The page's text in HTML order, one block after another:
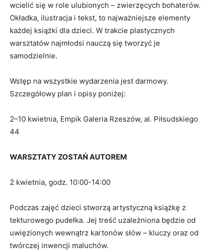
wcielić się w role ulubionych – zwierzęcych bohaterów.
Okładka, ilustracja i tekst, to najważniejsze elementy
każdej książki dla dzieci. W trakcie plastycznych
warsztatów najmłodsi nauczą się tworzyć je
samodzielnie.
Wstęp na wszystkie wydarzenia jest darmowy.
Szczegółowy plan i opisy poniżej:
2–10 kwietnia, Empik Galeria Rzeszów, al. Piłsudskiego
44
WARSZTATY ZOSTAŃ AUTOREM
2 kwietnia, godz. 10:00-14:00
Podczas zajęć dzieci stworzą artystyczną książkę z
tekturowego pudełka. Jej treść uzależniona będzie od
uwięzionych wewnątrz kartonów słów – kluczy oraz od
twórczej inwencji maluchów.